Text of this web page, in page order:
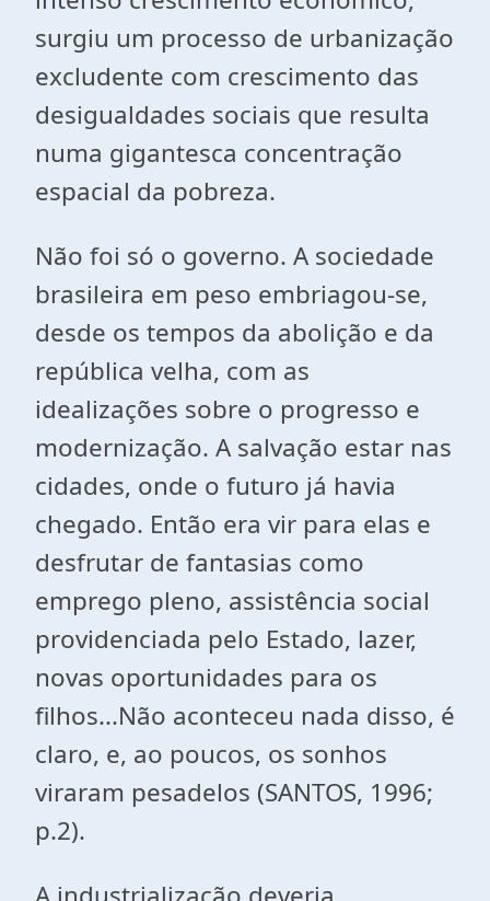
surgiu um processo de urbanização
excludente com crescimento das
desigualdades sociais que resulta
numa gigantesca concentração
espacial da pobreza.
Não foi só o governo. A sociedade
brasileira em peso embriagou-se,
desde os tempos da abolição e da
república velha, com as
idealizações sobre o progresso e
modernização. A salvação estar nas
cidades, onde o futuro já havia
chegado. Então era vir para elas e
desfrutar de fantasias como
emprego pleno, assistência social
providenciada pelo Estado, lazer,
novas oportunidades para os
filhos...Não aconteceu nada disso, é
claro, e, ao poucos, os sonhos
viraram pesadelos (SANTOS, 1996;
p.2).